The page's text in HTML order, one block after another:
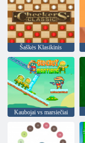
Šaškės Klasikinis
Kaubojai vs marsiečiai